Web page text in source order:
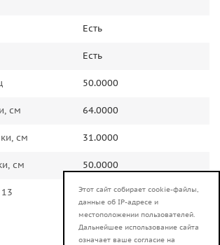
Есть
Есть
50.0000
см 64.0000
см 31.0000
см 50.0000
4606059029649
Этот сайт собирает cookie-файлы,
данные об IP-адресе и
местоположении пользователей.
Дальнейшее использование сайта
означает ваше согласие на